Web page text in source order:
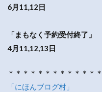
6月11,12日
「まもなく予約受付終了」
4月11,12,13日
＊＊＊＊＊＊＊＊＊＊＊＊
「にほんブログ村」